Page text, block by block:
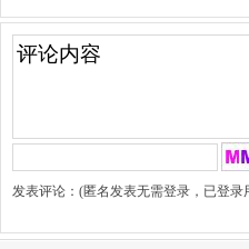
发表评论：(匿名发表无需登录，已登录